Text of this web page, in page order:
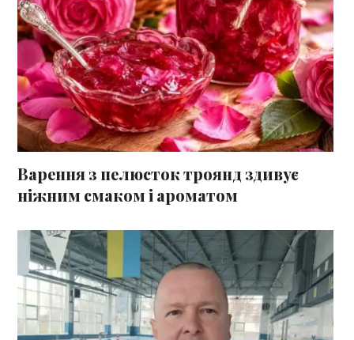
Варення з пелюсток троянд здивує
ніжним смаком і ароматом